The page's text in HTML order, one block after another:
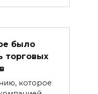
было
торговых
которое